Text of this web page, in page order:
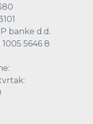
banke d.d.
5646 8